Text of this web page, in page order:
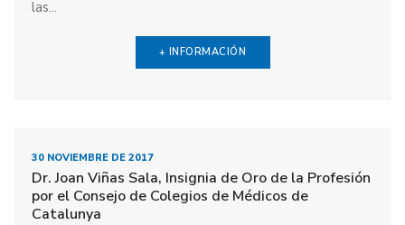
las...
+ INFORMACIÓN
30 NOVIEMBRE DE 2017
Dr. Joan Viñas Sala, Insignia de Oro de la Profesión
por el Consejo de Colegios de Médicos de
Catalunya